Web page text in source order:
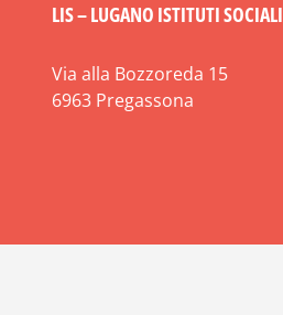
LIS – LUGANO ISTITUTI SOCIALI
Via alla Bozzoreda 15
6963 Pregassona